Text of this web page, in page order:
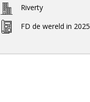
Riverty
FD de wereld in 2025